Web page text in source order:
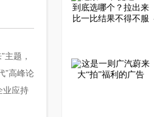
题，
”高峰论
业应持